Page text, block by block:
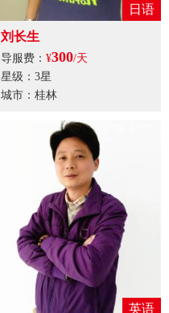
日语
刘长生
导服费： ¥300/天
星级：3星
城市：桂林
英语